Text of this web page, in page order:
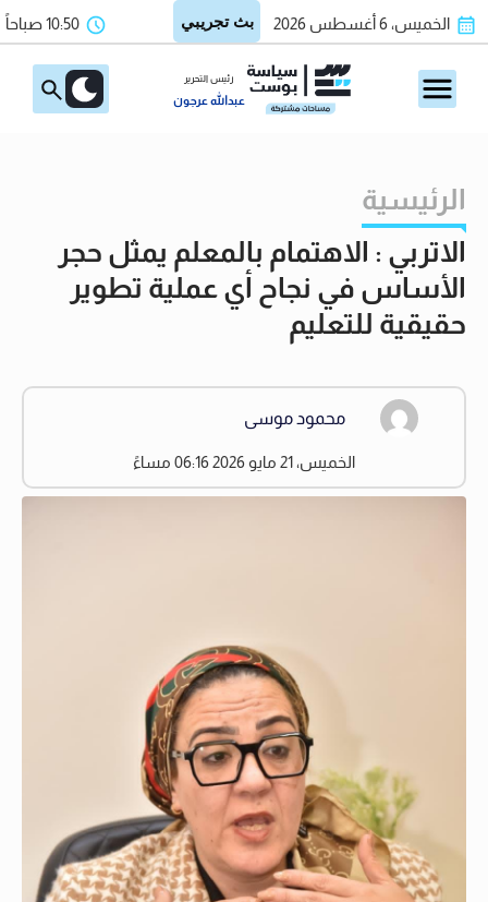
الخميس، 6 أغسطس 2026 10:50 صباحاً
رئيس التحرير
عبدالله عرجون
الرئيسية
الاتربي : الاهتمام بالمعلم يمثل حجر
الأساس في نجاح أي عملية تطوير
حقيقية للتعليم
محمود موسى
الخميس، 21 مايو 2026 06:16 مساءً